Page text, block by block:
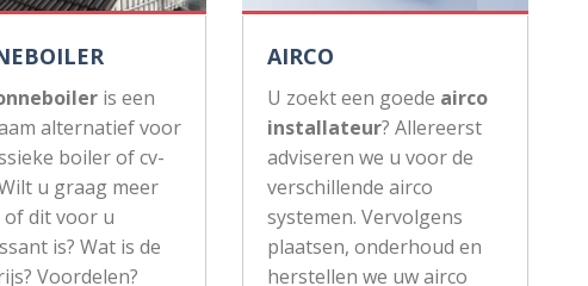
is een
alternatief voor
boiler of cv-
u graag meer
of dit voor u
is? Wat is de
Voordelen?
AIRCO
U zoekt een goede airco
installateur? Allereerst
adviseren we u voor de
verschillende airco
systemen. Vervolgens
plaatsen, onderhoud en
herstellen we uw airco